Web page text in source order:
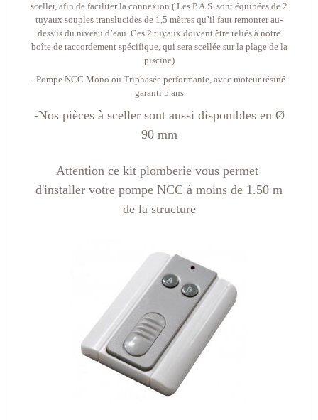
sceller, afin de faciliter la connexion ( Les P.A.S. sont équipées de 2
tuyaux souples translucides de 1,5 mètres qu’il faut remonter au-
dessus du niveau d’eau. Ces 2 tuyaux doivent être reliés à notre
boîte de raccordement spécifique, qui sera scellée sur la plage de la
piscine)
-Pompe NCC Mono ou Triphasée performante, avec moteur résiné
garanti 5 ans
-Nos pièces à sceller sont aussi disponibles en Ø
90 mm
Attention ce kit plomberie vous permet
d'installer votre pompe NCC à moins de 1.50 m
de la structure